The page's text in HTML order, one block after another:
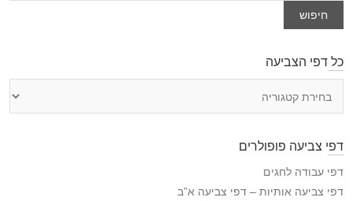
חיפוש
כל דפי הצביעה
י
ה
צ
דפי צביעה פופולרים
דפי עבודה לחגים
דפי צביעה אותיות – דפי צביעה א”ב